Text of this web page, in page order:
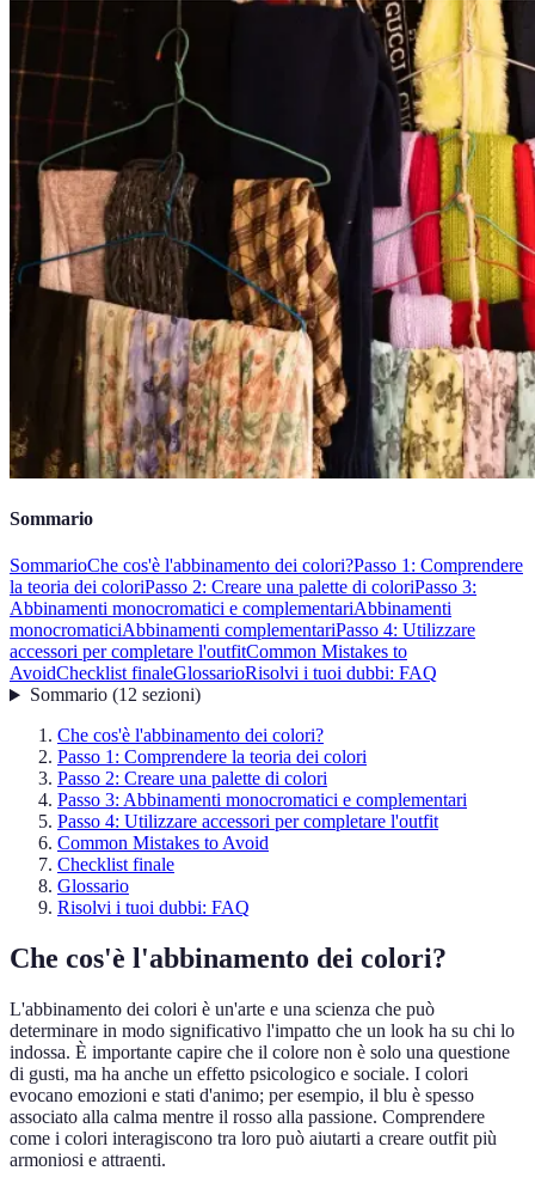
Sommario
SommarioChe cos'è l'abbinamento dei colori?Passo 1: Comprendere
la teoria dei coloriPasso 2: Creare una palette di coloriPasso 3:
Abbinamenti monocromatici e complementariAbbinamenti
monocromaticiAbbinamenti complementariPasso 4: Utilizzare
accessori per completare l'outfitCommon Mistakes to
AvoidChecklist finaleGlossarioRisolvi i tuoi dubbi: FAQ
Sommario(12 sezioni)
Che cos'è l'abbinamento dei colori?
Passo 1: Comprendere la teoria dei colori
Passo 2: Creare una palette di colori
Passo 3: Abbinamenti monocromatici e complementari
Passo 4: Utilizzare accessori per completare l'outfit
Common Mistakes to Avoid
Checklist finale
Glossario
Risolvi i tuoi dubbi: FAQ
Che cos'è l'abbinamento dei colori?
L'abbinamento dei colori è un'arte e una scienza che può
determinare in modo significativo l'impatto che un look ha su chi lo
indossa. È importante capire che il colore non è solo una questione
di gusti, ma ha anche un effetto psicologico e sociale. I colori
evocano emozioni e stati d'animo; per esempio, il blu è spesso
associato alla calma mentre il rosso alla passione. Comprendere
come i colori interagiscono tra loro può aiutarti a creare outfit più
armoniosi e attraenti.